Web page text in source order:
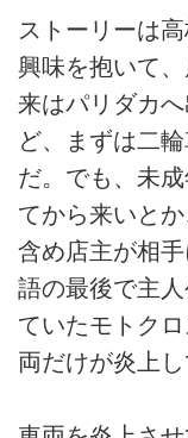
ストーリーは
興味を抱いて
来はパリダカ
ど、まずは二
だ。でも、未
てから来いと
含め店主が相
語の最後で主
ていたモトク
両だけが炎上し